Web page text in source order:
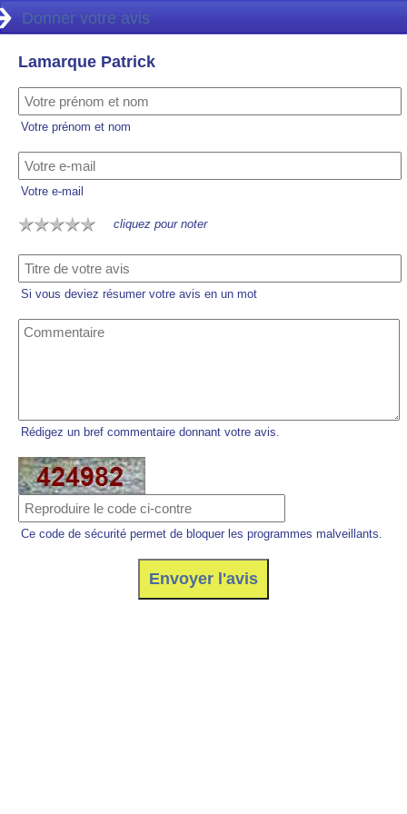
Donner votre avis
Lamarque Patrick
Votre prénom et nom
Votre e-mail
cliquez pour noter
Si vous deviez résumer votre avis en un mot
Rédigez un bref commentaire donnant votre avis.
Ce code de sécurité permet de bloquer les programmes malveillants.